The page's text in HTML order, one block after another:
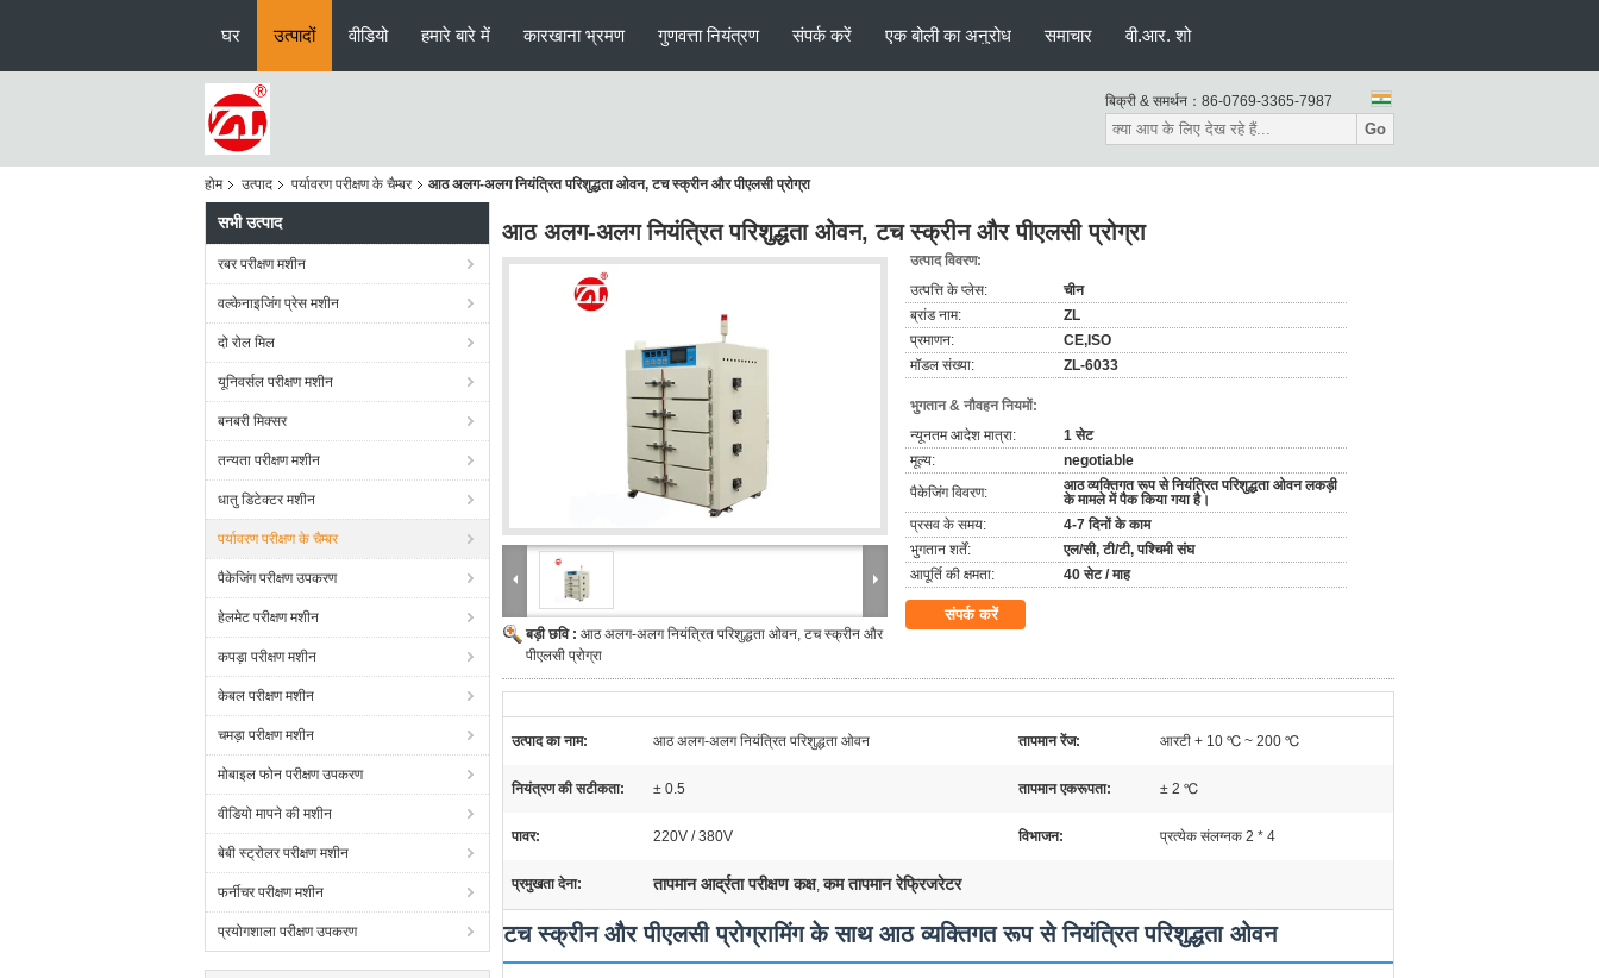
घर उत्पादों वीडियो हमारे बारे में कारखाना भ्रमण गुणवत्ता नियंत्रण संपर्क करें एक बोली का अनुरोध समाचार वी.आर. शो
बिक्री & समर्थन： 86-0769-3365-7987
Go
होम उत्पाद पर्यावरण परीक्षण के चैम्बर आठ अलग-अलग नियंत्रित परिशुद्धता ओवन, टच स्क्रीन और पीएलसी प्रोग्रा
सभी उत्पाद
रबर परीक्षण मशीन
वल्केनाइजिंग प्रेस मशीन
दो रोल मिल
यूनिवर्सल परीक्षण मशीन
बनबरी मिक्सर
तन्यता परीक्षण मशीन
धातु डिटेक्टर मशीन
पर्यावरण परीक्षण के चैम्बर
पैकेजिंग परीक्षण उपकरण
हेलमेट परीक्षण मशीन
कपड़ा परीक्षण मशीन
केबल परीक्षण मशीन
चमड़ा परीक्षण मशीन
मोबाइल फोन परीक्षण उपकरण
वीडियो मापने की मशीन
बेबी स्ट्रोलर परीक्षण मशीन
फर्नीचर परीक्षण मशीन
प्रयोगशाला परीक्षण उपकरण
आठ अलग-अलग नियंत्रित परिशुद्धता ओवन, टच स्क्रीन और पीएलसी प्रोग्रा
बड़ी छवि : आठ अलग-अलग नियंत्रित परिशुद्धता ओवन, टच स्क्रीन और
पीएलसी प्रोग्रा
उत्पाद विवरण:
उत्पत्ति के प्लेस:
चीन
ब्रांड नाम:
ZL
प्रमाणन:
CE,ISO
मॉडल संख्या:
ZL-6033
भुगतान & नौवहन नियमों:
न्यूनतम आदेश मात्रा:
1 सेट
मूल्य:
negotiable
पैकेजिंग विवरण:
आठ व्यक्तिगत रूप से नियंत्रित परिशुद्धता ओवन लकड़ी
के मामले में पैक किया गया है।
प्रसव के समय:
4-7 दिनों के काम
भुगतान शर्तें:
एल/सी, टी/टी, पश्चिमी संघ
आपूर्ति की क्षमता:
40 सेट / माह
संपर्क करें
उत्पाद का नाम: आठ अलग-अलग नियंत्रित परिशुद्धता ओवन तापमान रेंज: आरटी + 10 ℃ ~ 200 ℃
नियंत्रण की सटीकता: ± 0.5 तापमान एकरूपता: ± 2 ℃
पावर: 220V / 380V विभाजन: प्रत्येक संलग्नक 2 * 4
प्रमुखता देना: तापमान आर्द्रता परीक्षण कक्ष,कम तापमान रेफ्रिजरेटर
टच स्क्रीन और पीएलसी प्रोग्रामिंग के साथ आठ व्यक्तिगत रूप से नियंत्रित परिशुद्धता ओवन